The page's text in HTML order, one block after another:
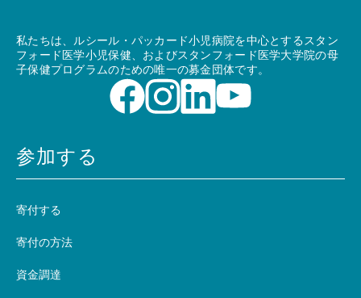
私たちは、ルシール・パッカード小児病院を中心とするスタン
フォード医学小児保健、およびスタンフォード医学大学院の母
子保健プログラムのための唯一の募金団体です。
参加する
寄付する
寄付の方法
資金調達